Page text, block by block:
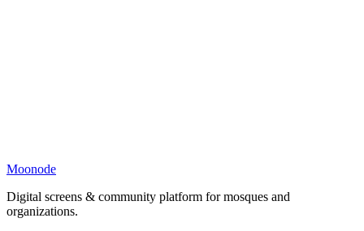
Moonode
Digital screens & community platform for mosques and
organizations.